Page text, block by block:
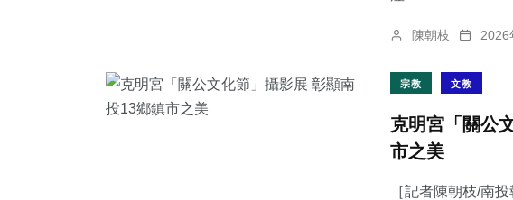
陳朝枝 2026
宗教 文教
克明宮「關公
市之美
［記者陳朝枝/南